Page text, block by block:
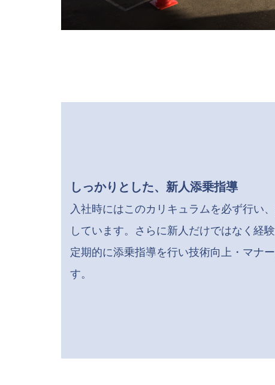
しっかりとした、新人添乗指導
入社時にはこのカリキュラムを必ず行い
しています。さらに新人だけではなく経
定期的に添乗指導を行い技術向上・マナ
す。